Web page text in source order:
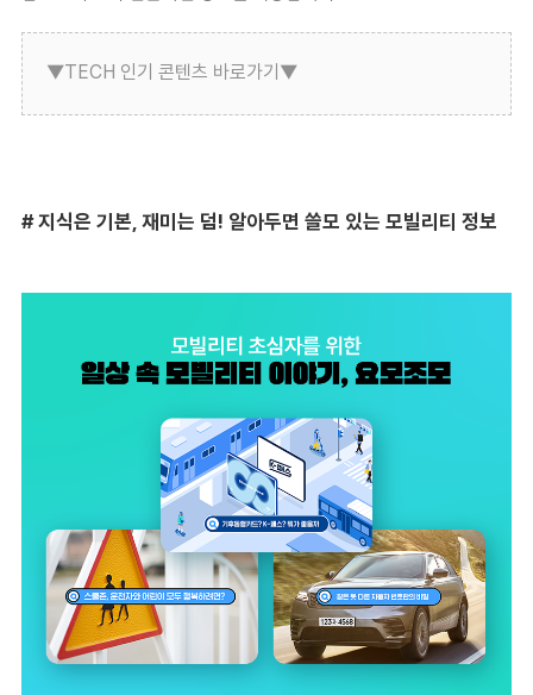
▼TECH 인기 콘텐츠 바로가기▼
#지식은 기본, 재미는 덤! 알아두면 쓸모 있는 모빌리티 정보